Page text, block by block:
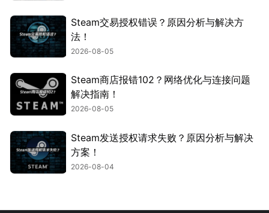
Steam交易授权错误？原因分析与解决方
法！
2026-08-05
Steam商店报错102？网络优化与连接问题
解决指南！
2026-08-05
Steam发送授权请求失败？原因分析与解决
方案！
2026-08-04